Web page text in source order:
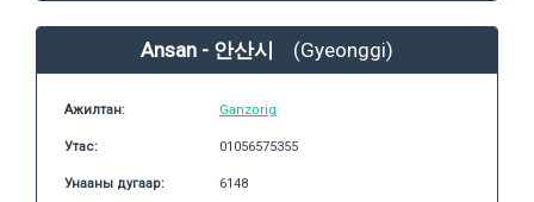
Ansan - 안산시 (Gyeonggi)
Ажилтан: Ganzorig
Утас: 01056575355
Унааны дугаар: 6148